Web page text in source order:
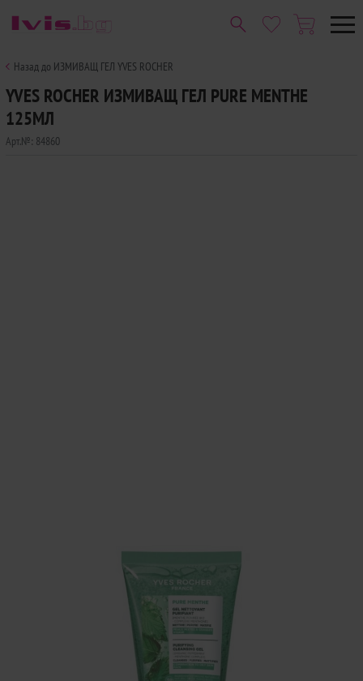
Назад до ИЗМИВАЩ ГЕЛ YVES ROCHER
YVES ROCHER ИЗМИВАЩ ГЕЛ PURE MENTHE
125МЛ
Арт.№: 84860